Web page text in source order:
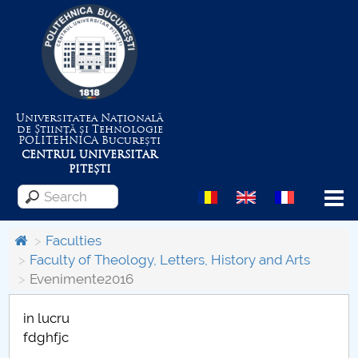
Universitatea Națională
de Știință și Tehnologie
POLITEHNICABucurești
CENTRUL UNIVERSITAR
PITEȘTI
Menu
About the University
Centrul de Management al Proiectelor
Faculties
Faculty of Theology, Letters, History and Arts
Evenimente2016
in lucru
fdghfjc